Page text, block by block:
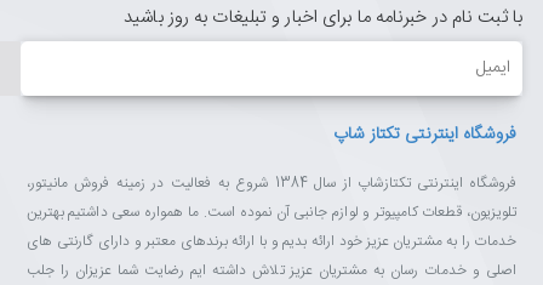
با ثبت نام در خبرنامه ما برای اخبار و تبلیغات به روز باشید
ایمیل
فروشگاه اینترنتی تکتاز شاپ
فروشگاه اینترنتی تکتازشاپ از سال 1384 شروع به فعالیت در زمینه فروش مانیتور،
تلویزیون، قطعات کامپیوتر و لوازم جانبی آن نموده است. ما همواره سعی داشتیم بهترین
خدمات را به مشتریان عزیز خود ارائه بدیم و با ارائه برندهای معتبر و دارای گارنتی های
اصلی و خدمات رسان به مشتریان عزیز تلاش داشته ایم رضایت شما عزیزان را جلب